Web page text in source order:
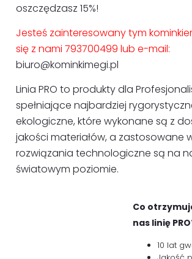
oszczędzasz 15%!
Jesteś zainteresowany tym
się z nami 793700499 lub e-mail:
biuro@kominkimegi.pl
Linia PRO to produkty dla
spełniające najbardziej
ekologiczne, które wykonane są z
jakości materiałów, a zastosowane
rozwiązania technologiczne są na
światowym poziomie.
Co
nas linię
10 lat